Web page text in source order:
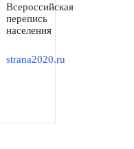
Всероссийская
перепись
населения
strana2020.ru